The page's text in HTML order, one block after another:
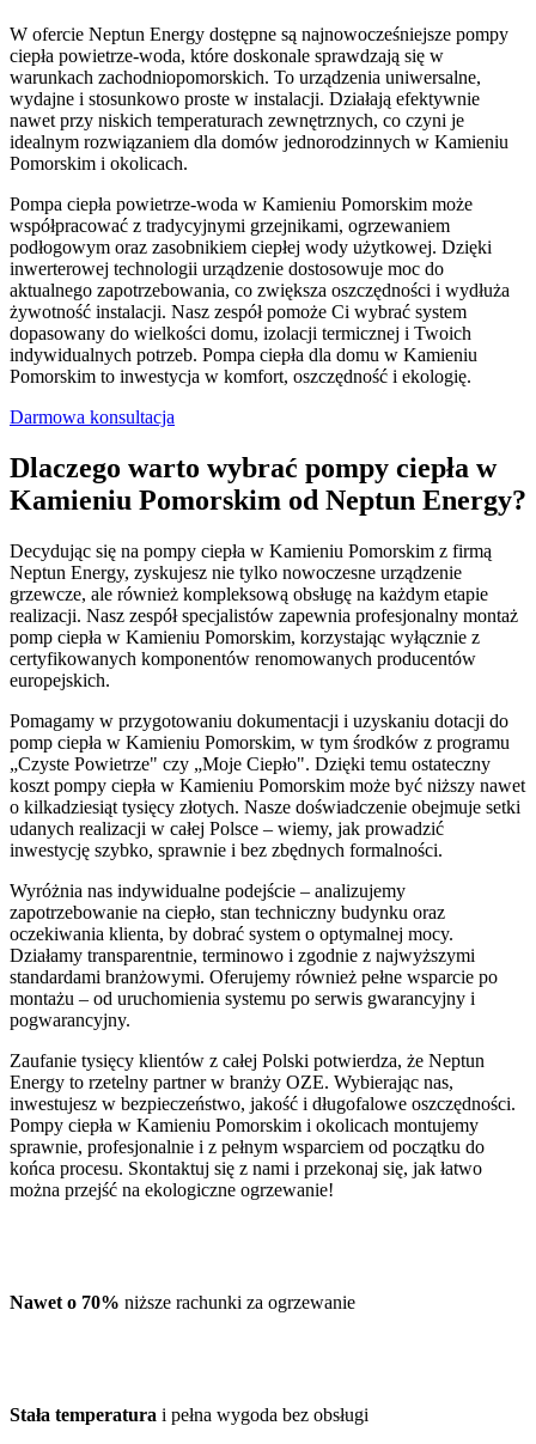
W ofercie Neptun Energy dostępne są najnowocześniejsze pompy
ciepła powietrze-woda, które doskonale sprawdzają się w
warunkach zachodniopomorskich. To urządzenia uniwersalne,
wydajne i stosunkowo proste w instalacji. Działają efektywnie
nawet przy niskich temperaturach zewnętrznych, co czyni je
idealnym rozwiązaniem dla domów jednorodzinnych w Kamieniu
Pomorskim i okolicach.
Pompa ciepła powietrze-woda w Kamieniu Pomorskim może
współpracować z tradycyjnymi grzejnikami, ogrzewaniem
podłogowym oraz zasobnikiem ciepłej wody użytkowej. Dzięki
inwerterowej technologii urządzenie dostosowuje moc do
aktualnego zapotrzebowania, co zwiększa oszczędności i wydłuża
żywotność instalacji. Nasz zespół pomoże Ci wybrać system
dopasowany do wielkości domu, izolacji termicznej i Twoich
indywidualnych potrzeb. Pompa ciepła dla domu w Kamieniu
Pomorskim to inwestycja w komfort, oszczędność i ekologię.
Darmowa konsultacja
Dlaczego warto wybrać pompy ciepła w
Kamieniu Pomorskim od Neptun Energy?
Decydując się na pompy ciepła w Kamieniu Pomorskim z firmą
Neptun Energy, zyskujesz nie tylko nowoczesne urządzenie
grzewcze, ale również kompleksową obsługę na każdym etapie
realizacji. Nasz zespół specjalistów zapewnia profesjonalny montaż
pomp ciepła w Kamieniu Pomorskim, korzystając wyłącznie z
certyfikowanych komponentów renomowanych producentów
europejskich.
Pomagamy w przygotowaniu dokumentacji i uzyskaniu dotacji do
pomp ciepła w Kamieniu Pomorskim, w tym środków z programu
„Czyste Powietrze" czy „Moje Ciepło". Dzięki temu ostateczny
koszt pompy ciepła w Kamieniu Pomorskim może być niższy nawet
o kilkadziesiąt tysięcy złotych. Nasze doświadczenie obejmuje setki
udanych realizacji w całej Polsce – wiemy, jak prowadzić
inwestycję szybko, sprawnie i bez zbędnych formalności.
Wyróżnia nas indywidualne podejście – analizujemy
zapotrzebowanie na ciepło, stan techniczny budynku oraz
oczekiwania klienta, by dobrać system o optymalnej mocy.
Działamy transparentnie, terminowo i zgodnie z najwyższymi
standardami branżowymi. Oferujemy również pełne wsparcie po
montażu – od uruchomienia systemu po serwis gwarancyjny i
pogwarancyjny.
Zaufanie tysięcy klientów z całej Polski potwierdza, że Neptun
Energy to rzetelny partner w branży OZE. Wybierając nas,
inwestujesz w bezpieczeństwo, jakość i długofalowe oszczędności.
Pompy ciepła w Kamieniu Pomorskim i okolicach montujemy
sprawnie, profesjonalnie i z pełnym wsparciem od początku do
końca procesu. Skontaktuj się z nami i przekonaj się, jak łatwo
można przejść na ekologiczne ogrzewanie!
Nawet o 70% niższe rachunki za ogrzewanie
Stała temperatura i pełna wygoda bez obsługi